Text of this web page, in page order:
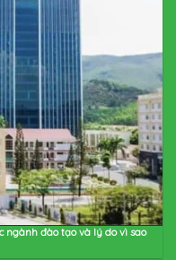
ngành đào tạo và lý do vì sao